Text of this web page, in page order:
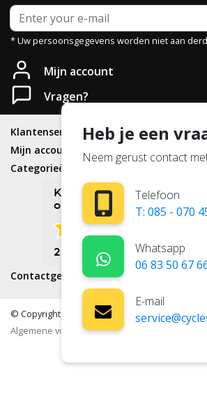
* Uw persoonsgegevens worden niet aan
Mijn account
Vragen?
Klantenservice
Mijn account
Categorieën
Contactgegevens
© Copyright 2026 - Cyclesport | Realisatie
Algemene voorwaarden|Garantie beleid
Heb je een
Neem gerust contact
Telefoon
T: 085 - 070
Whatsapp
06 83 50 67
E-mail